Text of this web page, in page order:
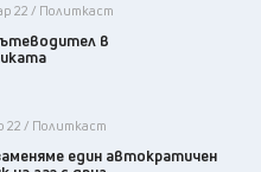
22 / Политкаст
в
22 / Политкаст
един автократичен